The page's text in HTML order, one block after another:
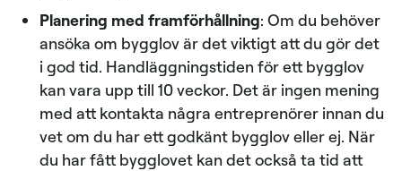
Planering med framförhållning: Om du behöver
ansöka om bygglov är det viktigt att du gör det
i god tid. Handläggningstiden för ett bygglov
kan vara upp till 10 veckor. Det är ingen mening
med att kontakta några entreprenörer innan du
vet om du har ett godkänt bygglov eller ej. När
du har fått bygglovet kan det också ta tid att